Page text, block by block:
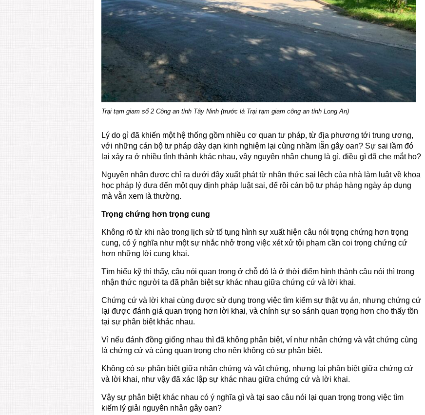
Trại tạm giam số 2 Công an tỉnh Tây Ninh (trước là Trại tạm giam công an tỉnh Long An)
Lý do gì đã khiến một hệ thống gồm nhiều cơ quan tư pháp, từ địa phương tới trung ương,
với những cán bộ tư pháp dày dạn kinh nghiệm lại cùng nhầm lẫn gây oan? Sự sai lầm đó
lại xảy ra ở nhiều tỉnh thành khác nhau, vậy nguyên nhân chung là gì, điều gì đã che mắt họ?
Nguyên nhân được chỉ ra dưới đây xuất phát từ nhận thức sai lệch của nhà làm luật về khoa
học pháp lý đưa đến một quy định pháp luật sai, để rồi cán bộ tư pháp hàng ngày áp dụng
mà vẫn xem là thường.
Trọng chứng hơn trọng cung
Không rõ từ khi nào trong lịch sử tố tụng hình sự xuất hiện câu nói trọng chứng hơn trọng
cung, có ý nghĩa như một sự nhắc nhở trong việc xét xử tội phạm cần coi trọng chứng cứ
hơn những lời cung khai.
Tìm hiểu kỹ thì thấy, câu nói quan trọng ở chỗ đó là ở thời điểm hình thành câu nói thì trong
nhận thức người ta đã phân biệt sự khác nhau giữa chứng cứ và lời khai.
Chứng cứ và lời khai cùng được sử dụng trong việc tìm kiếm sự thật vụ án, nhưng chứng cứ
lại được đánh giá quan trọng hơn lời khai, và chính sự so sánh quan trọng hơn cho thấy tồn
tại sự phân biệt khác nhau.
Vì nếu đánh đồng giống nhau thì đã không phân biệt, ví như nhân chứng và vật chứng cùng
là chứng cứ và cùng quan trọng cho nên không có sự phân biệt.
Không có sự phân biệt giữa nhân chứng và vật chứng, nhưng lại phân biệt giữa chứng cứ
và lời khai, như vậy đã xác lập sự khác nhau giữa chứng cứ và lời khai.
Vậy sự phân biệt khác nhau có ý nghĩa gì và tại sao câu nói lại quan trọng trong việc tìm
kiếm lý giải nguyên nhân gây oan?